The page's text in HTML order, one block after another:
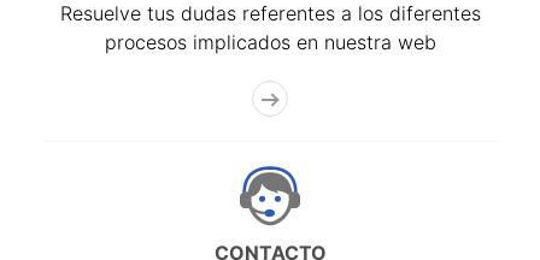
Resuelve tus dudas referentes a los diferentes
procesos implicados en nuestra web
CONTACTO